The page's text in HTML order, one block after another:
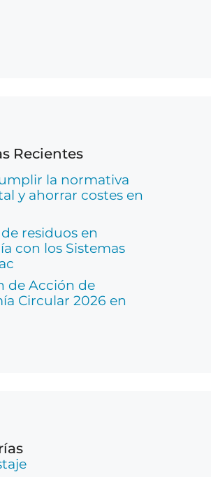
Recientes
la normativa
y ahorrar costes en
residuos en
con los Sistemas
de Acción de
Circular 2026 en